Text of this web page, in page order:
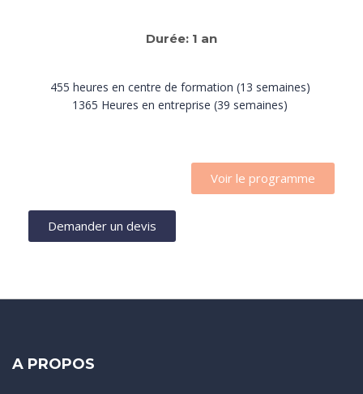
Durée: 1 an
455 heures en centre de formation (13 semaines)
1365 Heures en entreprise (39 semaines)
Voir le programme
Demander un devis
A PROPOS